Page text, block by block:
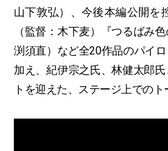
山下敦弘）、今後本編公開を
（監督：木下麦）『つるばみ
渕須直）など全20作品のパイ
加え、紀伊宗之氏、林健太郎
トを迎えた、ステージ上でのト